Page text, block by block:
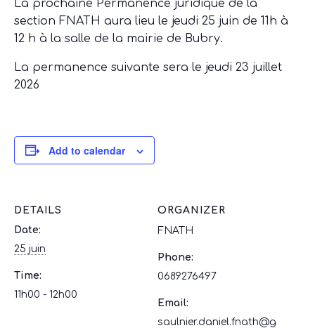
La prochaine Permanence juridique de la
section FNATH aura lieu le jeudi 25 juin de 11h à
12 h à la salle de la mairie de Bubry.
La permanence suivante sera le jeudi 23 juillet
2026
Add to calendar
DETAILS
Date:
25 juin
Time:
11h00 - 12h00
ORGANIZER
FNATH
Phone:
0689276497
Email:
saulnier.daniel.fnath@g